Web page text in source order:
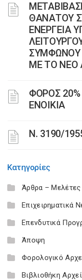
ΘΑΝΑΤΟΥ
ΕΝΕΡΓΕΙΑ
ΣΥΜΦΩΝΟΥ
ΜΕ ΤΟ ΝΕΟ
ΦΟΡΟΣ
ΕΝΟΙΚΙΑ
Ν. 3190/
Κατηγορίες
Άρθρα – Μελέτες
Επιχειρηματικά
Επενδυτικά
Άποψη
Φορολογικό
Βιβλιοθήκη